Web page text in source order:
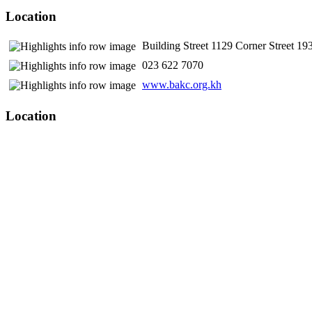
Location
Building Street 1129 Corner Street
​ 023 622 7070
www.bakc.org.kh
Location